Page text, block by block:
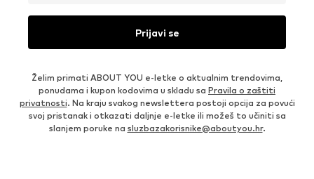
Prijavi se
Želim primati ABOUT YOU e-letke o aktualnim trendovima,
ponudama i kupon kodovima u skladu sa Pravila o zaštiti
privatnosti. Na kraju svakog newslettera postoji opcija za povući
svoj pristanak i otkazati daljnje e-letke ili možeš to učiniti sa
slanjem poruke na sluzbazakorisnike@aboutyou.hr.